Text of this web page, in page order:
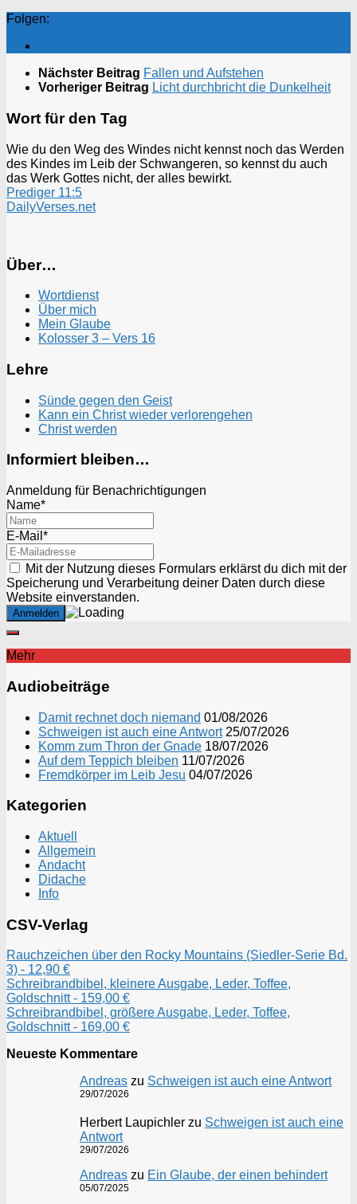
Folgen:
Nächster Beitrag Fallen und Aufstehen
Vorheriger Beitrag Licht durchbricht die Dunkelheit
Wort für den Tag
Wie du den Weg des Windes nicht kennst noch das Werden
des Kindes im Leib der Schwangeren, so kennst du auch
das Werk Gottes nicht, der alles bewirkt.
Prediger 11:5
DailyVerses.net
Über…
Wortdienst
Über mich
Mein Glaube
Kolosser 3 – Vers 16
Lehre
Sünde gegen den Geist
Kann ein Christ wieder verlorengehen
Christ werden
Informiert bleiben…
Anmeldung für Benachrichtigungen
Name*
E-Mail*
Mit der Nutzung dieses Formulars erklärst du dich mit der
Speicherung und Verarbeitung deiner Daten durch diese
Website einverstanden.
Mehr
Audiobeiträge
Damit rechnet doch niemand 01/08/2026
Schweigen ist auch eine Antwort 25/07/2026
Komm zum Thron der Gnade 18/07/2026
Auf dem Teppich bleiben 11/07/2026
Fremdkörper im Leib Jesu 04/07/2026
Kategorien
Aktuell
Allgemein
Andacht
Didache
Info
CSV-Verlag
Rauchzeichen über den Rocky Mountains (Siedler-Serie Bd.
3) - 12,90 €
Schreibrandbibel, kleinere Ausgabe, Leder, Toffee,
Goldschnitt - 159,00 €
Schreibrandbibel, größere Ausgabe, Leder, Toffee,
Goldschnitt - 169,00 €
Neueste Kommentare
Andreas zu Schweigen ist auch eine Antwort
29/07/2026
Herbert Laupichler zu Schweigen ist auch eine
Antwort
29/07/2026
Andreas zu Ein Glaube, der einen behindert
05/07/2025